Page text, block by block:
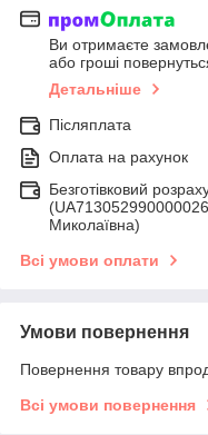
Ви отримаєте
або гроші
Детальніше
Післяплата
Оплата на рахунок
Безготівковий
Миколаївна)
Всі умови оплати
Умови повернення
Повернення товару
Всі умови повернення